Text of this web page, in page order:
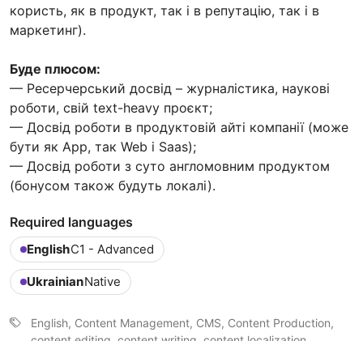
користь, як в продукт, так і в репутацію, так і в
маркетинг).
Буде плюсом:
— Ресерчерський досвід – журналістика, наукові
роботи, свій text-heavy проєкт;
— Досвід роботи в продуктовій айті компанії (може
бути як App, так Web і Saas);
— Досвід роботи з суто англомовним продуктом
(бонусом також будуть локалі).
Required languages
EnglishC1 - Advanced
UkrainianNative
English, Content Management, CMS, Content Production,